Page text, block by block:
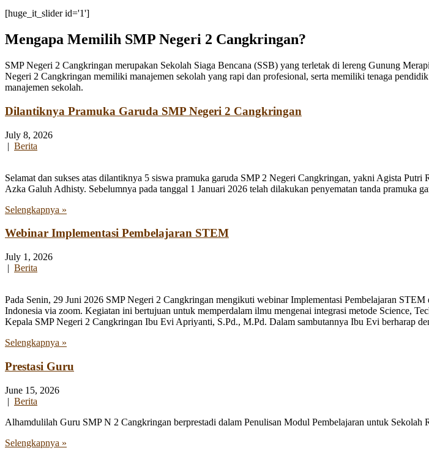
[huge_it_slider id='1']
Mengapa Memilih SMP Negeri 2 Cangkringan?
SMP Negeri 2 Cangkringan merupakan Sekolah Siaga Bencana (SSB) yang terletak di lereng Gunung
Negeri 2 Cangkringan memiliki manajemen sekolah yang rapi dan profesional, serta memiliki tenaga
manajemen sekolah.
Dilantiknya Pramuka Garuda SMP Negeri 2 Cangkringan
July 8, 2026
| Berita
Selamat dan sukses atas dilantiknya 5 siswa pramuka garuda SMP 2 Negeri Cangkringan, yakni Agista
Azka Galuh Adhisty. Sebelumnya pada tanggal 1 Januari 2026 telah dilakukan penyematan tanda pramuka
Selengkapnya »
Webinar Implementasi Pembelajaran STEM
July 1, 2026
| Berita
Pada Senin, 29 Juni 2026 SMP Negeri 2 Cangkringan mengikuti webinar Implementasi Pembelajaran
Indonesia via zoom. Kegiatan ini bertujuan untuk memperdalam ilmu mengenai integrasi metode Science,
Kepala SMP Negeri 2 Cangkringan Ibu Evi Apriyanti, S.Pd., M.Pd. Dalam sambutannya Ibu Evi berharap
Selengkapnya »
Prestasi Guru
June 15, 2026
| Berita
Alhamdulilah Guru SMP N 2 Cangkringan berprestadi dalam Penulisan Modul Pembelajaran untuk Sekolah
Selengkapnya »